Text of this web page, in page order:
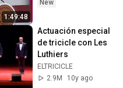
1:49:48
New
Actuación especial
de tricicle con Les
Luthiers
ELTRICICLE
2.9M
10y ago